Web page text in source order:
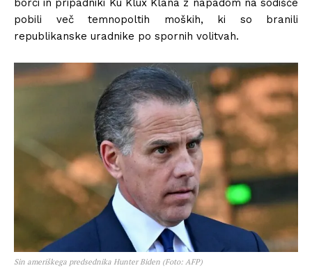
borci in pripadniki Ku Klux Klana z napadom na sodišče
pobili več temnopoltih moških, ki so branili
republikanske uradnike po spornih volitvah.
Sin ameriškega predsednika Hunter Biden (Foto: AFP)